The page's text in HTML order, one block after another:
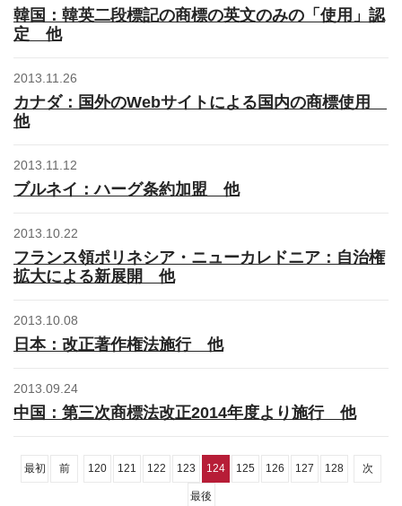
韓国：韓英二段標記の商標の英文のみの「使用」認
定 他
2013.11.26
カナダ：国外のWebサイトによる国内の商標使用
他
2013.11.12
ブルネイ：ハーグ条約加盟 他
2013.10.22
フランス領ポリネシア・ニューカレドニア：自治権
拡大による新展開 他
2013.10.08
日本：改正著作権法施行 他
2013.09.24
中国：第三次商標法改正2014年度より施行 他
最初 前 120 121 122 123 124 125 126 127 128 次
最後